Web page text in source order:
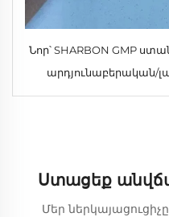
Նոր՝ SHARBON GMP
արդյունաբերական/
նշանակության
Ստացեք
Մեր